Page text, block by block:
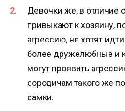
Девочки же, в отличие
привыкают к хозяину,
агрессию, не хотят
более дружелюбные и
могут проявить
сородичам такого же
самки.